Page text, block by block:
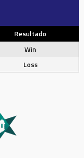
Resultado
Win
Loss